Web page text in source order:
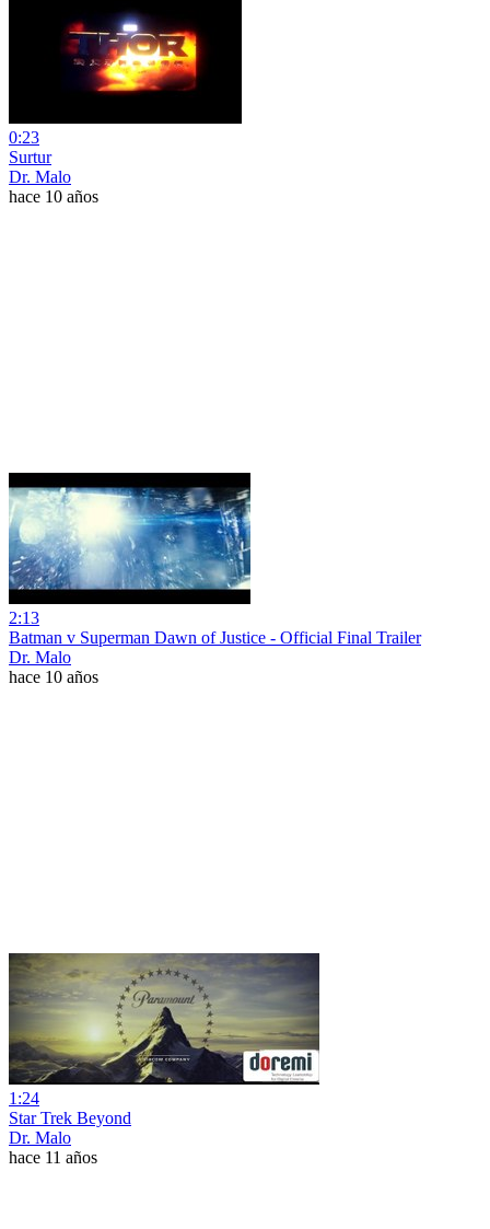
0:23
Surtur
Dr. Malo
hace 10 años
2:13
Batman v Superman Dawn of Justice - Official Final Trailer
Dr. Malo
hace 10 años
1:24
Star Trek Beyond
Dr. Malo
hace 11 años